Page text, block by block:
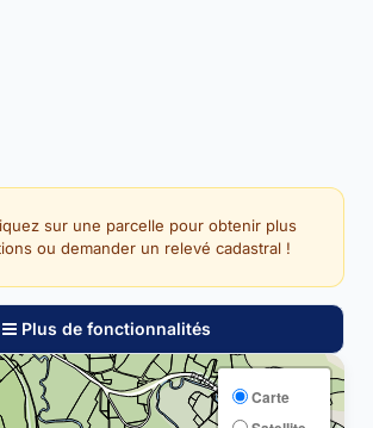
sur une parcelle pour obtenir plus
ou demander un relevé cadastral !
Plus de fonctionnalités
Carte